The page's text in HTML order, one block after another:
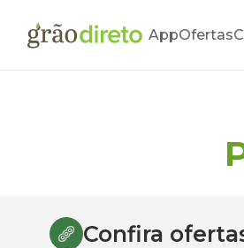
AppOfertas
Confira